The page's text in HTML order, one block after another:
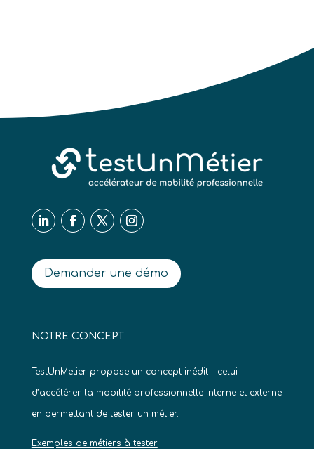
Demander une démo
NOTRE CONCEPT
TestUnMetier propose un concept inédit – celui
d’accélérer la mobilité professionnelle interne et externe
en permettant de tester un métier.
Exemples de métiers à tester